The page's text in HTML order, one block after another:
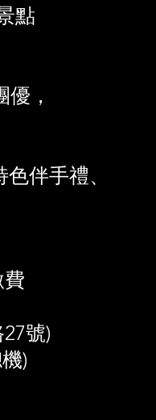
點
，
伴手禮、
號)
)